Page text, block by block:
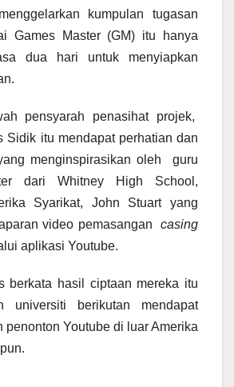
kumpulan tugasan
Games Master (GM) itu hanya
dua hari untuk menyiapkan
pensyarah penasihat projek,
Sidik itu mendapat perhatian dan
menginspirasikan oleh guru
dari Whitney High School,
Syarikat, John Stuart yang
video pemasangan casing
aplikasi Youtube.
berkata hasil ciptaan mereka itu
universiti berikutan mendapat
penonton Youtube di luar Amerika